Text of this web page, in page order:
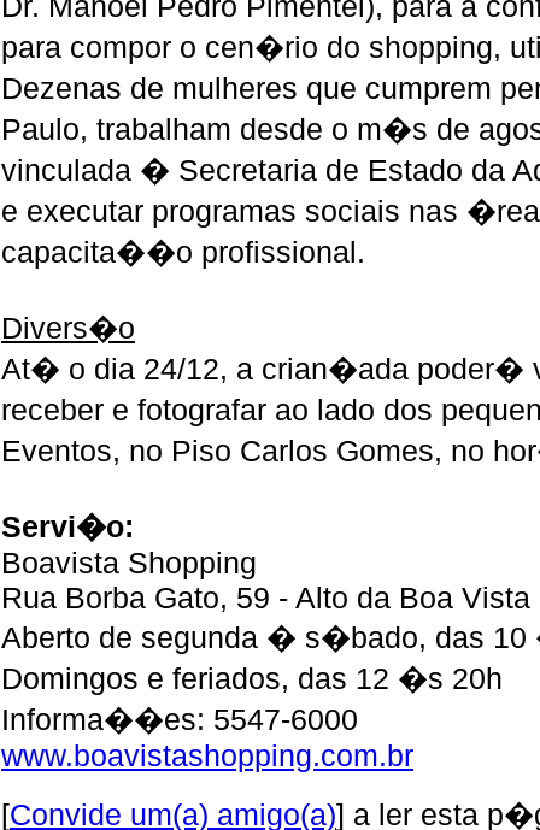
para compor o cen�rio do shopping,
Dezenas de mulheres que cumprem
Paulo, trabalham desde o m�s de
vinculada � Secretaria de Estado da
e executar programas sociais nas
capacita��o profissional.
Divers�o
At� o dia 24/12, a crian�ada poder�
receber e fotografar ao lado dos
Eventos, no Piso Carlos Gomes, no
Servi�o:
Boavista Shopping
Rua Borba Gato, 59 - Alto da Boa Vista
Aberto de segunda � s�bado, das
Domingos e feriados, das 12 �s 20h
Informa��es: 5547-6000
www.boavistashopping.com.br
[Convide um(a) amigo(a)] a ler esta